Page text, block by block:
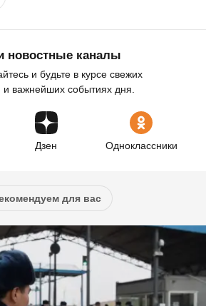
новостные каналы
и будьте в курсе свежих
и важнейших событиях дня.
Дзен Одноклассники
для вас